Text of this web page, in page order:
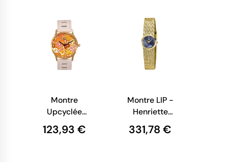
Argenté |
317B171
Montre
Upcyclée
eHo -
Collection
123,93 €
Montre LIP -
Henriette
22mm -
Cadran Noir
331,78 €